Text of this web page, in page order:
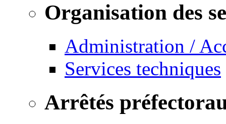
Organisation des
Administration /
Services techniques
Arrêtés